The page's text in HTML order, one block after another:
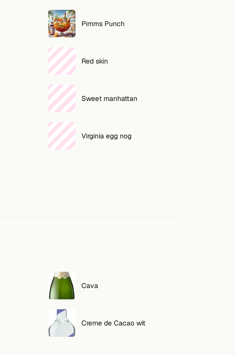
Pimms Punch
Red skin
Sweet manhattan
Virginia egg nog
Cava
Creme de Cacao wit